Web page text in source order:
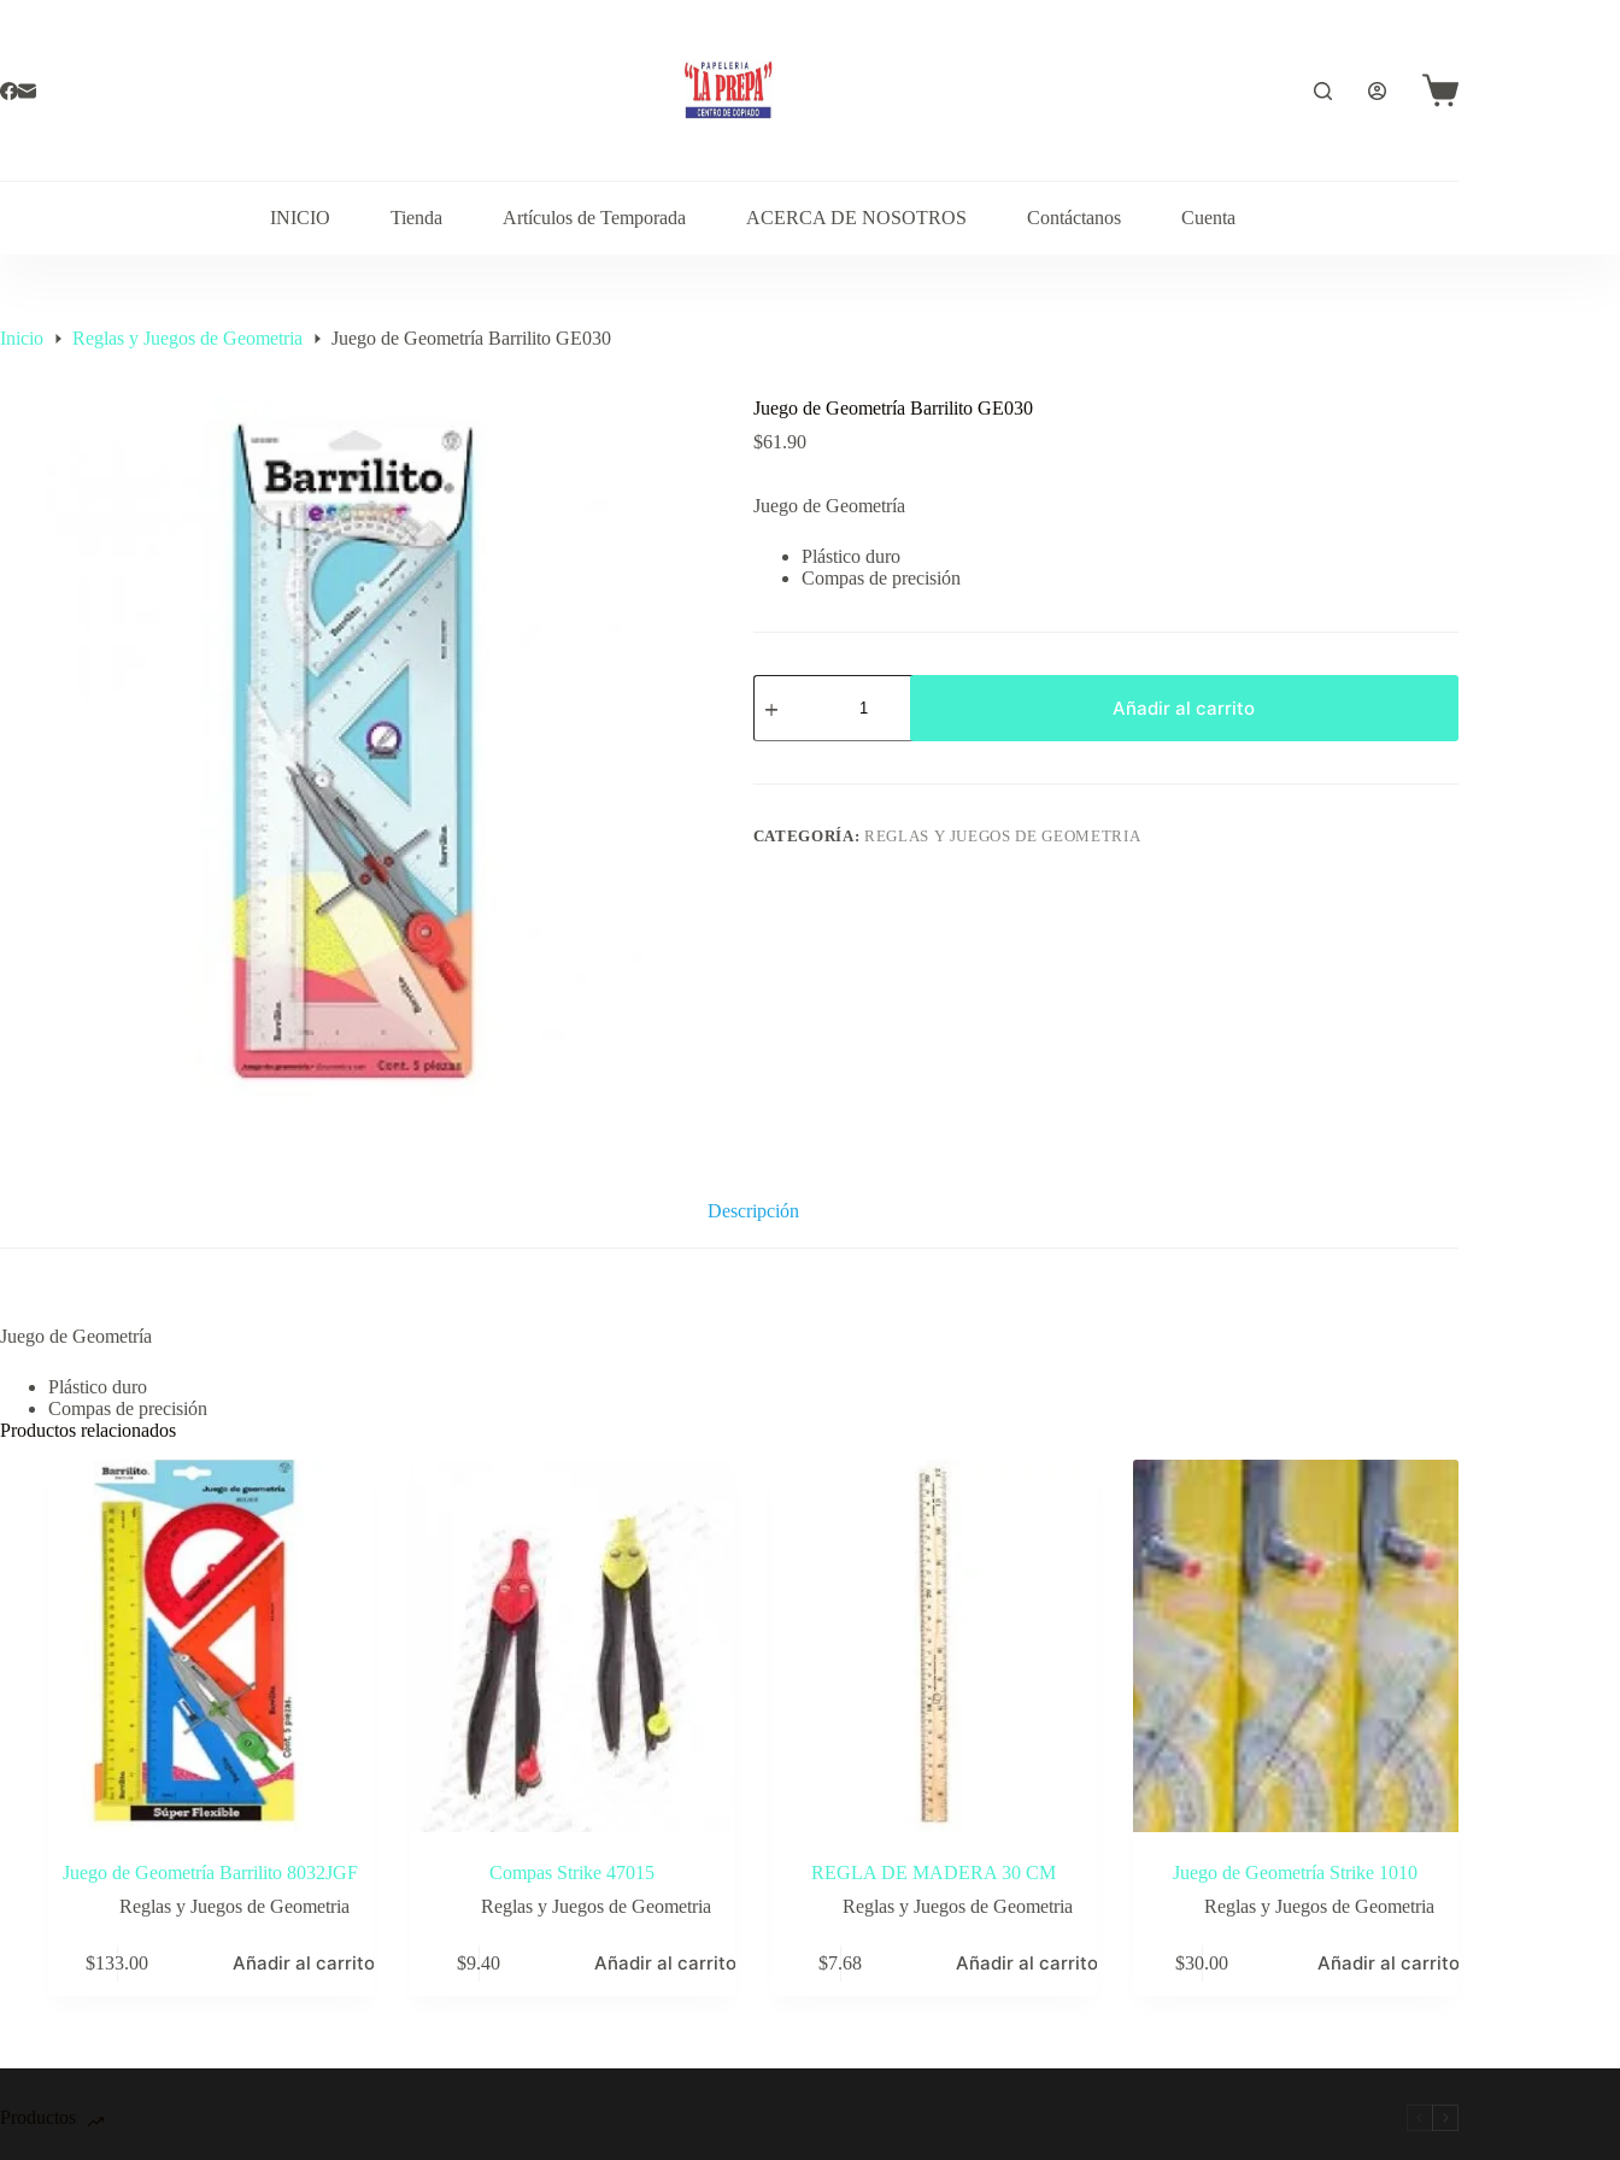
Carro
INICIO Tienda Artículos de Temporada ACERCA DE NOSOTROS Contáctanos Cuenta
Inicio Reglas y Juegos de Geometria Juego de Geometría Barrilito GE030
Juego de Geometría Barrilito GE030
$61.90
Juego de Geometría
Plástico duro
Compas de precisión
Juego
de
Barrilito
Añadir al carrito
CATEGORÍA: REGLAS Y JUEGOS DE GEOMETRIA
Descripción
Juego de Geometría
Plástico duro
Compas de precisión
Productos relacionados
Juego de Geometría Barrilito 8032JGF
Reglas y Juegos de Geometria
$133.00 Añadir al carrito
Compas Strike 47015
Reglas y Juegos de Geometria
$9.40 Añadir al carrito
REGLA DE MADERA 30 CM
Reglas y Juegos de Geometria
$7.68 Añadir al carrito
Juego de Geometría Strike 1010
Reglas y Juegos de Geometria
$30.00 Añadir al carrito
Productos